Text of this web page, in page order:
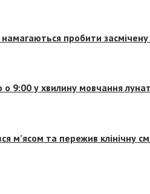
пробити засмічену
9:00 у хвилину мовчання
м’ясом та пережив клінічну